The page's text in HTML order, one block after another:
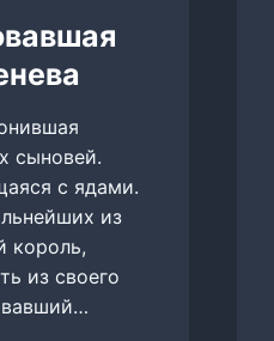
сыновей.
с ядами.
из
король,
из своего